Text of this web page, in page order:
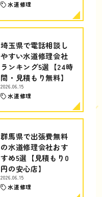
水道修理
埼玉県で電話相談し
やすい水道修理会社
ランキング5選【24時
間・見積もり無料】
2026.06.15
水道修理
群馬県で出張費無料
の水道修理会社おす
すめ5選【見積もり0
円の安心店】
2026.06.15
水道修理